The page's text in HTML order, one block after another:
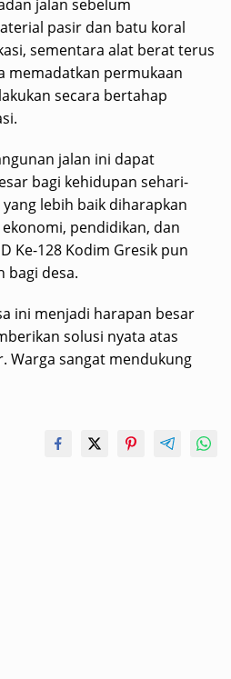
jalan sebelum
pasir dan batu koral
sementara alat berat terus
memadatkan permukaan
secara bertahap
jalan ini dapat
bagi kehidupan sehari-
lebih baik diharapkan
pendidikan, dan
Ke-128 Kodim Gresik pun
bagi desa.
ini menjadi harapan besar
solusi nyata atas
Warga sangat mendukung